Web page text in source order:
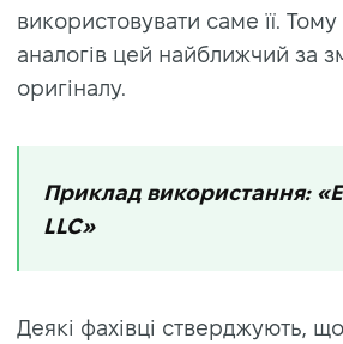
використовувати саме її.
аналогів цей найближчий за
оригіналу.
Приклад використання:
LLC»
Деякі фахівці стверджують,